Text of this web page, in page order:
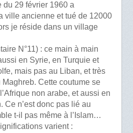
du 29 février 1960 a
ville ancienne et tué de 12000
je réside dans un village
N°11) : ce main à main
en Syrie, en Turquie et
mais pas au Liban, et très
Cette coutume se
non arabe, et aussi en
Ce n’est donc pas lié au
t-il pas même à l’Islam…
varient :